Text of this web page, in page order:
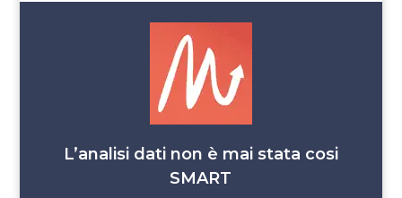
L’analisi dati non è mai stata cosi
SMART